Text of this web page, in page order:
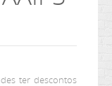
ter descontos